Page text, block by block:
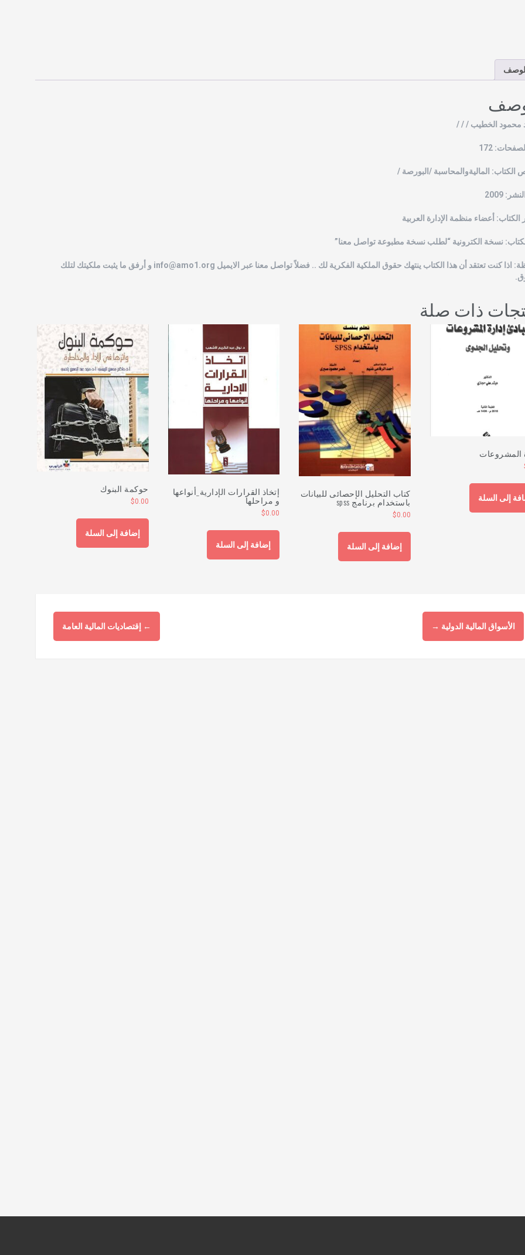
محمود الخطيب / / /
172
الماليةوالمحاسبة /البورصة /
2009
أعضاء منظمة الإدارة العربية
نسخة الكترونية “لطلب نسخة مطبوعة تواصل معنا”
اذا كنت تعتقد أن هذا الكتاب ينتهك حقوق الملكية الفكرية لك .. فضلاً تواصل معنا عبر الايميل info@amo1.org و أرفق ما يثبت ملكيتك لتلك
ذات صلة
المشروعات
إلى السلة كتاب التحليل الإحصائى للبيانات
باستخدام برنامج spss
$0.00
إضافة إلى السلة
إتخاذ القرارات الإدارية_أنواعها
و مراحلها
$0.00
إضافة إلى السلة
حوكمة البنوك
$0.00
إضافة إلى السلة
← إقتصاديات المالية العامة الأسواق المالية الدولية →